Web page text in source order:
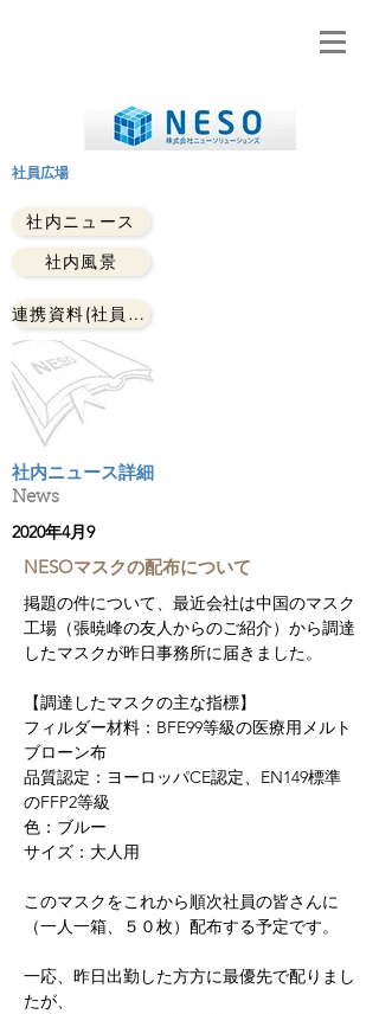
​社員広場
社内ニュース
社内風景
連携資料(社員のみ)
社内ニュース詳細
News
2020年4月9
NESOマスクの配布について
掲題の件について、最近会社は中国のマスク
工場（張暁峰の友人からのご紹介）から調達
したマスクが昨日事務所に届きました。
【調達したマスクの主な指標】
フィルダー材料：BFE99等級の医療用メルト
ブローン布
品質認定：ヨーロッパCE認定、EN149標準
のFFP2等級
色：ブルー
サイズ：大人用
このマスクをこれから順次社員の皆さんに
（一人一箱、５０枚）配布する予定です。
一応、昨日出勤した方方に最優先で配りまし
たが、